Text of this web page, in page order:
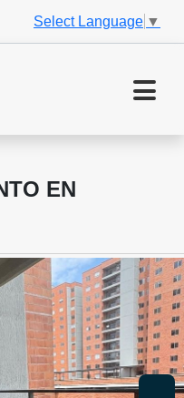
Select Language ▼
EN